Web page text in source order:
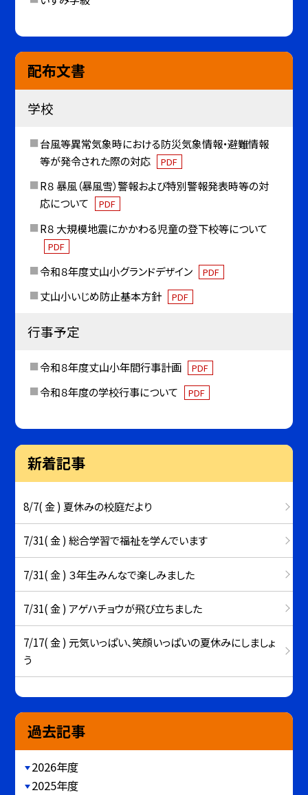
配布文書
学校
台風等異常気象時における防災気象情報・避難情報
等が発令された際の対応
PDF
R８ 暴風（暴風雪）警報および特別警報発表時等の対
応について
PDF
R８ 大規模地震にかかわる児童の登下校等について
PDF
令和８年度丈山小グランドデザイン PDF
丈山小いじめ防止基本方針 PDF
行事予定
令和８年度丈山小年間行事計画 PDF
令和８年度の学校行事について PDF
新着記事
8/7( 金 ) 夏休みの校庭だより
7/31( 金 ) 総合学習で福祉を学んでいます
7/31( 金 ) ３年生みんなで楽しみました
7/31( 金 ) アゲハチョウが飛び立ちました
7/17( 金 ) 元気いっぱい、笑顔いっぱいの夏休みにしましょ
う
過去記事
2026年度
2025年度